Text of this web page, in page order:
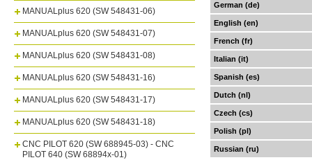
MANUALplus 620 (SW 548431-06)
MANUALplus 620 (SW 548431-07)
MANUALplus 620 (SW 548431-08)
MANUALplus 620 (SW 548431-16)
MANUALplus 620 (SW 548431-17)
MANUALplus 620 (SW 548431-18)
CNC PILOT 620 (SW 688945-03) - CNC
PILOT 640 (SW 68894x-01)
German (de)
English (en)
French (fr)
Italian (it)
Spanish (es)
Dutch (nl)
Czech (cs)
Polish (pl)
Russian (ru)